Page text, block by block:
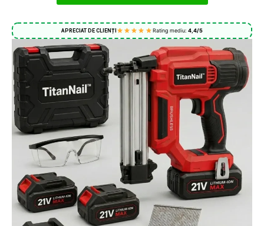
APRECIAT DE CLIENȚI Rating mediu:4,4/5